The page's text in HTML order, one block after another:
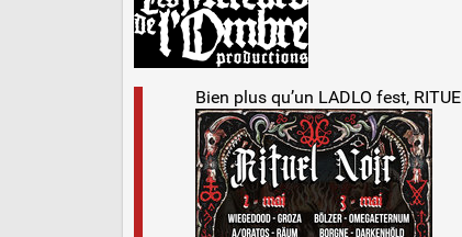
Bien plus qu’un LADLO fest,